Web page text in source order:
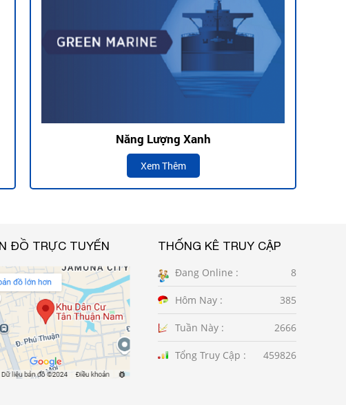
Năng Lượng Xanh
Xem Thêm
ĐỒ TRỰC TUYẾN THỐNG KÊ TRUY CẬP
Đang Online : 8
Hôm Nay : 385
Tuần Này : 2666
Tổng Truy Cập : 459826